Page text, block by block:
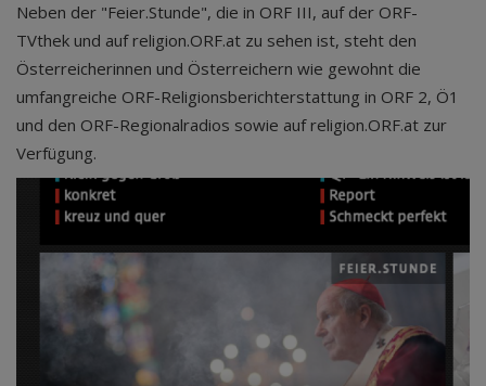
Neben der "Feier.Stunde", die in ORF III, auf der ORF-
TVthek und auf religion.ORF.at zu sehen ist, steht den
Österreicherinnen und Österreichern wie gewohnt die
umfangreiche ORF-Religionsberichterstattung in ORF 2, Ö1
und den ORF-Regionalradios sowie auf religion.ORF.at zur
Verfügung.